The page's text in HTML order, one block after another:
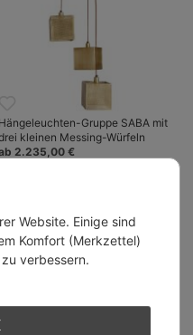
Hängeleuchten-Gruppe SABA mit
kleinen Messing-Würfeln
2.235,00 €
Website. Einige sind
Komfort (Merkzettel)
verbessern.